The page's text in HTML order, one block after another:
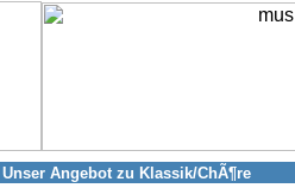
Unser Angebot zu Klassik/ChÃ¶re